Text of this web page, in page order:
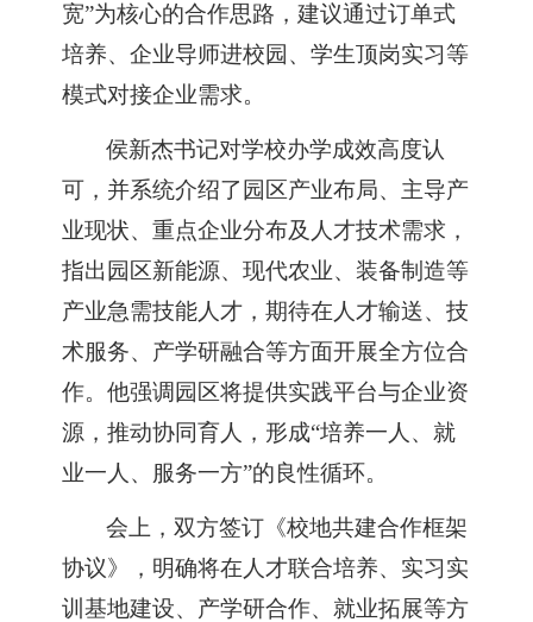
宽”为核心的合作思路，建议通过订单式
培养、企业导师进校园、学生顶岗实习等
模式对接企业需求。
侯新杰书记对学校办学成效高度认
可， 并系统介绍了园区产业布局、主导产
业现状、重点企业分布及人才技术需求，
指出园区新能源、现代农业、装备制造等
产业急需技能人才，期待在人才输送、技
术服务、产学研融合等方面开展全方位合
作。他强调园区将提供实践平台与企业资
源，推动协同育人，形成“培养一人、就
业一人、服务一方”的良性循环。
会上，双方签订《校地共建合作框架
协议》，明确将在人才联合培养、实习实
训基地建设、产学研合作、就业拓展等方